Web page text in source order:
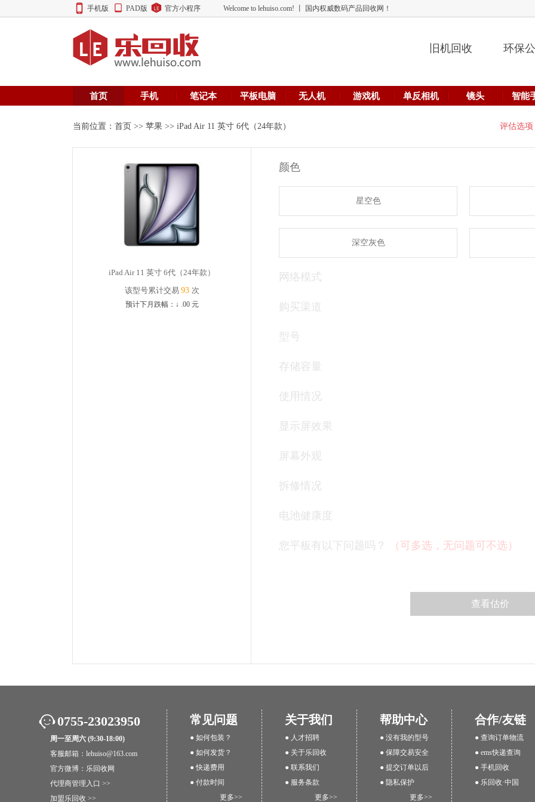
手机版 PAD版 官方小程序 Welcome to lehuiso.com! 丨 国内权威数码产品回收网！
旧机回收 环保
首页 手机 笔记本 平板电脑 无人机 游戏机 单反相机 镜头 智能
当前位置： 首页 >> 苹果 >> iPad Air 11 英寸 6代（24年款） 评估选项
iPad Air 11 英寸 6代（24年款）
该型号累计交易 93 次
预计下月跌幅： ↓ .00元
颜色
星空色
深空灰色
网络模式
购买渠道
型号
存储容量
使用情况
显示屏效果
屏幕外观
拆修情况
电池健康度
您平板有以下问题吗？ （可多选，无问题可不选）
0755-23023950
周一至周六 (9:30-18:00)
客服邮箱：lehuiso@163.com
官方微博： 乐回收网
代理商管理入口 >>
加盟乐回收 >>
常见问题
● 如何包装？
● 如何发货？
● 快递费用
● 付款时间
更多>>
关于我们
● 人才招聘
● 关于乐回收
● 联系我们
● 服务条款
更多>>
帮助中心
● 没有我的型号
● 保障交易安全
● 提交订单以后
● 隐私保护
更多>>
合作/友链
● 查询订单物流
● ems快递查询
● 手机回收
● 乐回收·中国